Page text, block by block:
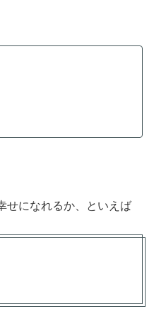
せになれるか、といえば